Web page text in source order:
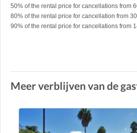
50% of the rental price for cancellations from
80% of the rental price for cancellation from
90% of the rental price for cancellations from
Meer verblijven van de